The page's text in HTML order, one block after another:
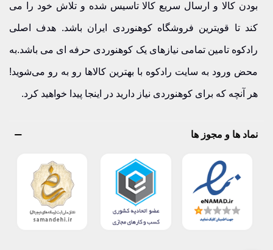
بودن کالا و ارسال سریع کالا تاسیس شده و تلاش خود را می
کند تا قویترین فروشگاه کوهنوردی ایران باشد. هدف اصلی
رادکوه تامین تمامی نیازهای یک کوهنوردی حرفه ای می باشد.به
محض ورود به سایت رادکوه با بهترین کالاها رو به رو می‌شوید!
هر آنچه که برای کوهنوردی نیاز دارید در اینجا پیدا خواهید کرد.
نماد ها و مجوز ها